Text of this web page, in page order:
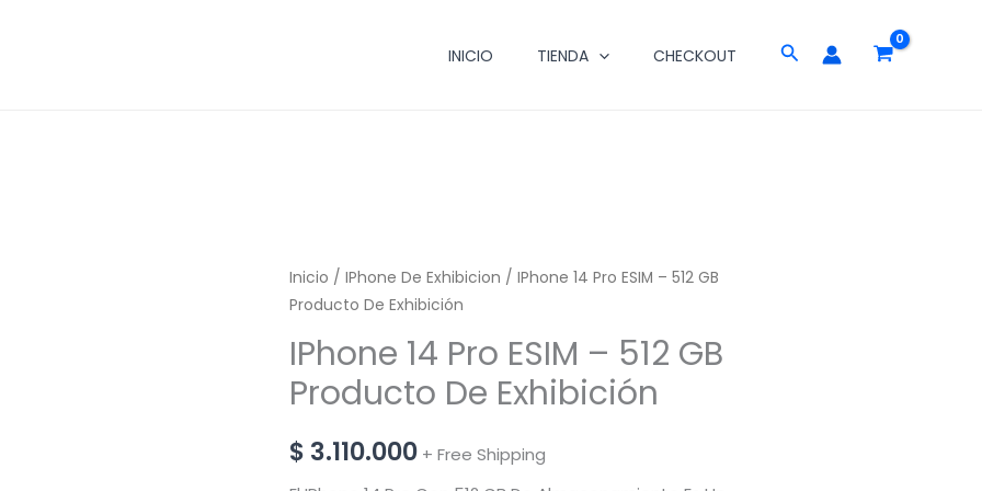
INICIO TIENDA CHECKOUT Buscar
Inicio / IPhone De Exhibicion / IPhone 14 Pro ESIM – 512 GB
Producto De Exhibición
IPhone 14 Pro ESIM – 512 GB
Producto De Exhibición
$ 3.110.000 + Free Shipping
IPhone
14
Pro
ESIM
-
GB
Producto
-